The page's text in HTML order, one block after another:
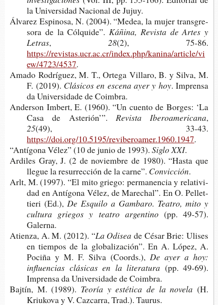
la Uni­ver­si­dad Nacio­nal de Jujuy.
Álva­rez Espi­no­sa, N. (2004). “Medea, la mujer trans­gre­
so­ra de la Cólquide”.Káñi­na, Revis­ta de Artes y
Letras, 28(2), 75-86.
https://revistas.ucr.ac.cr/index.php/kanina/article/vi
ew/4723/4537.
Amado Rodrí­guez, M. T., Orte­ga Villa­ro, B. y Silva, M.
F. (2019). Clá­si­cos en esce­na ayer y hoy. Impren­sa
da Uni­ver­si­da­de de Coimbra.
Ander­son Imbert, E. (1960). “Un cuen­to de Bor­ges: ‘La
Casa de Asterión’”. Revis­ta Iberoamericana,
25(49), 33-43.
https://doi.org/10.5195/reviberoamer.1960.1947.
“Antí­go­na Vélez” (10 de junio de 1993). Siglo XXI.
Ardi­les Gray, J. (2 de noviem­bre de 1980). “Hasta que
lle­gue la resu­rrec­ción de la carne”. Convicción.
Arlt, M. (1997). “El mito grie­go: per­ma­nen­cia y rela­ti­vi­
dad en Antí­go­na Vélez, de Mare­chal”. En O. Pellet­
tie­ri (Ed.),De Esqui­lo a Gam­ba­ro. Tea­tro, mito y
cul­tu­ra grie­gos y tea­tro argentino(pp. 49-57).
Galerna.
Atien­za, A. M. (2012). “La Odisea de César Brie: Uli­ses
en tiem­pos de la glo­ba­li­za­ción”. En A. López, A.
Poci­ña y M. F. Silva (Coords.),De ayer a hoy:
influen­cias clá­si­cas en la literatura (pp. 49-69).
Impren­sa da Uni­ver­si­da­de de Coimbra.
Baj­tín, M. (1989). Teo­ría y esté­ti­ca de la novela (H.
Kriu­ko­va y V. Caz­ca­rra, Trad.). Taurus.